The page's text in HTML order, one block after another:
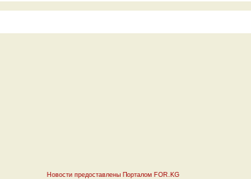
Новости предоставлены Порталом FOR.KG